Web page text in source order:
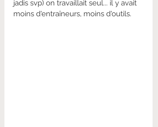
jadis svp) on travaillait seul... il y avait
moins d'entraîneurs, moins d'outils.